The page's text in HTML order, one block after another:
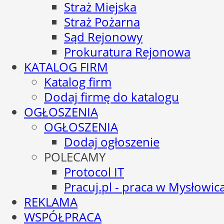
Straż Miejska
Straż Pożarna
Sąd Rejonowy
Prokuratura Rejonowa
KATALOG FIRM
Katalog firm
Dodaj firmę do katalogu
OGŁOSZENIA
OGŁOSZENIA
Dodaj ogłoszenie
POLECAMY
Protocol IT
Pracuj.pl - praca w
REKLAMA
WSPÓŁPRACA